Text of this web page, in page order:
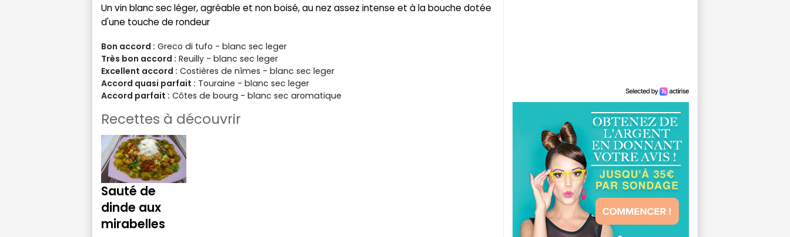
Un vin blanc sec léger, agréable et non boisé, au nez assez intense et à la bouche dotée
d'une touche de rondeur
Bon accord : Greco di tufo - blanc sec leger
Très bon accord : Reuilly - blanc sec leger
Excellent accord : Costières de nîmes - blanc sec leger
Accord quasi parfait : Touraine - blanc sec leger
Accord parfait : Côtes de bourg - blanc sec aromatique
Recettes à découvrir
Sauté de
dinde aux
mirabelles